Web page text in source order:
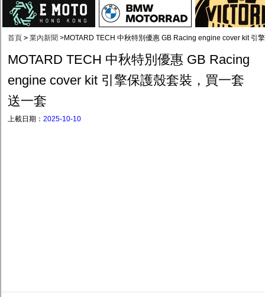
首頁 > 業內新聞 >MOTARD TECH 中秋特別優惠 GB Racing engine cover kit 引
MOTARD TECH 中秋特別優惠 GB Racing
engine cover kit 引擎保護殼套裝，買一套
送一套
上載日期： 2025-10-10